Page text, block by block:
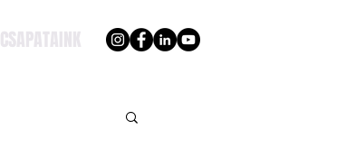
CSAPATAINK